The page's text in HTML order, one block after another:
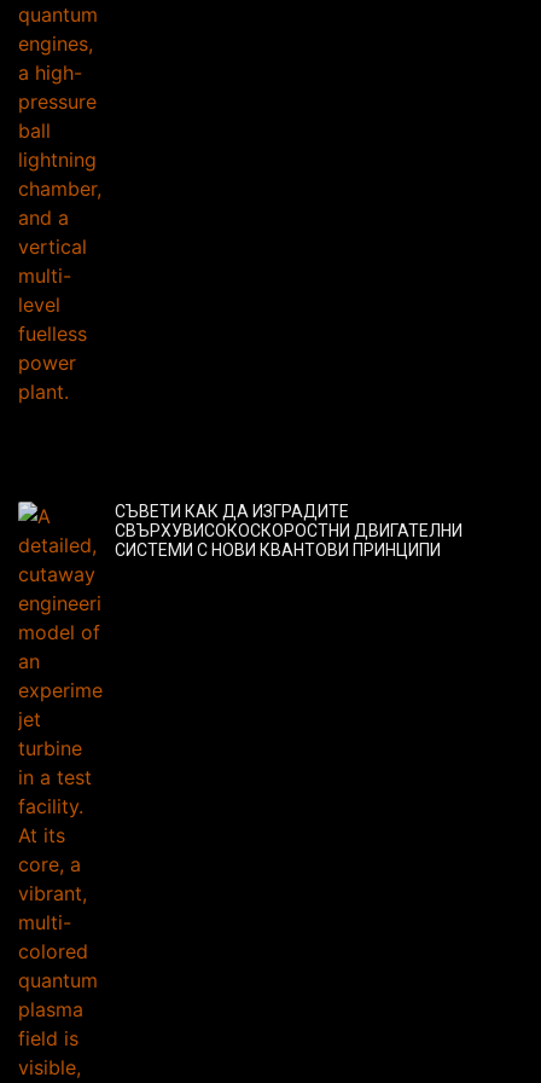
СЪВЕТИ КАК ДА ИЗГРАДИТЕ
СВЪРХУВИСОКОСКОРОСТНИ ДВИГАТЕЛНИ
СИСТЕМИ С НОВИ КВАНТОВИ ПРИНЦИПИ